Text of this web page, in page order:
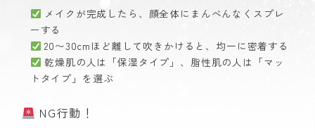
メイクが完成したら、顔全体にまんべんなくスプレ
ーする
20〜30cmほど離して吹きかけると、均一に密着する
乾燥肌の人は「保湿タイプ」、脂性肌の人は「マッ
トタイプ」を選ぶ
NG行動！